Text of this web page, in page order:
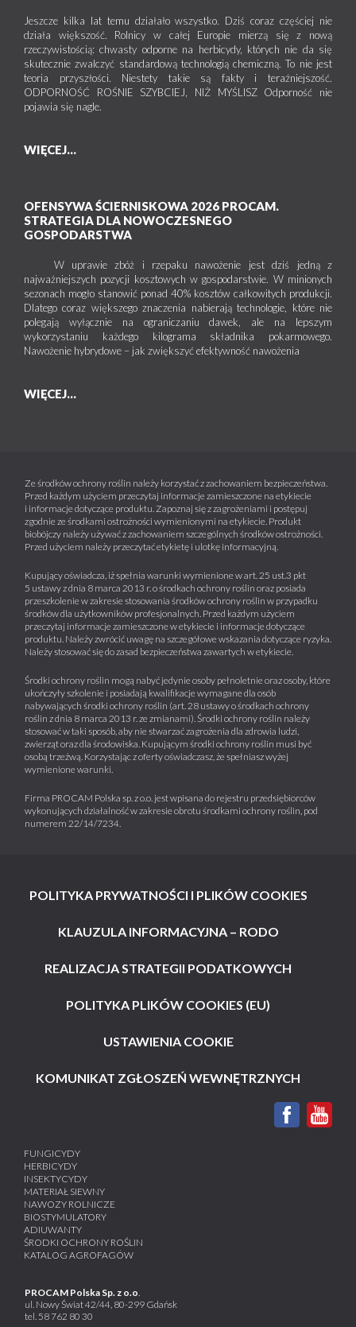
Jeszcze kilka lat temu działało wszystko. Dziś coraz częściej nie
działa większość. Rolnicy w całej Europie mierzą się z nową
rzeczywistością: chwasty odporne na herbicydy, których nie da się
skutecznie zwalczyć standardową technologią chemiczną. To nie jest
teoria przyszłości. Niestety takie są fakty i teraźniejszość.
ODPORNOŚĆ ROŚNIE SZYBCIEJ, NIŻ MYŚLISZ Odporność nie
pojawia się nagle.
WIĘCEJ...
OFENSYWA ŚCIERNISKOWA 2026 PROCAM.
STRATEGIA DLA NOWOCZESNEGO
GOSPODARSTWA
W uprawie zbóż i rzepaku nawożenie jest dziś jedną z
najważniejszych pozycji kosztowych w gospodarstwie. W minionych
sezonach mogło stanowić ponad 40% kosztów całkowitych produkcji.
Dlatego coraz większego znaczenia nabierają technologie, które nie
polegają wyłącznie na ograniczaniu dawek, ale na lepszym
wykorzystaniu każdego kilograma składnika pokarmowego.
Nawożenie hybrydowe – jak zwiększyć efektywność nawożenia
WIĘCEJ...
Ze środków ochrony roślin należy korzystać z zachowaniem bezpieczeństwa.
Przed każdym użyciem przeczytaj informacje zamieszczone na etykiecie
i informacje dotyczące produktu. Zapoznaj się z zagrożeniami i postępuj
zgodnie ze środkami ostrożności wymienionymi na etykiecie. Produkt
biobójczy należy używać z zachowaniem szczególnych środków ostrożności.
Przed użyciem należy przeczytać etykietę i ulotkę informacyjną.
Kupujący oświadcza, iż spełnia warunki wymienione w art. 25 ust.3 pkt
5 ustawy z dnia 8 marca 2013 r. o środkach ochrony roślin oraz posiada
przeszkolenie w zakresie stosowania środków ochrony roślin w przypadku
środków dla użytkowników profesjonalnych. Przed każdym użyciem
przeczytaj informacje zamieszczone w etykiecie i informacje dotyczące
produktu. Należy zwrócić uwagę na szczegółowe wskazania dotyczące ryzyka.
Należy stosować się do zasad bezpieczeństwa zawartych w etykiecie.
Środki ochrony roślin mogą nabyć jedynie osoby pełnoletnie oraz osoby, które
ukończyły szkolenie i posiadają kwalifikacje wymagane dla osób
nabywających środki ochrony roślin (art. 28 ustawy o środkach ochrony
roślin z dnia 8 marca 2013 r. ze zmianami). Środki ochrony roślin należy
stosować w taki sposób, aby nie stwarzać zagrożenia dla zdrowia ludzi,
zwierząt oraz dla środowiska. Kupującym środki ochrony roślin musi być
osobą trzeźwą. Korzystając z oferty oświadczasz, że spełniasz wyżej
wymienione warunki.
Firma PROCAM Polska sp. z o.o. jest wpisana do rejestru przedsiębiorców
wykonujących działalność w zakresie obrotu środkami ochrony roślin, pod
numerem 22/14/7234.
POLITYKA PRYWATNOŚCI I PLIKÓW COOKIES
KLAUZULA INFORMACYJNA – RODO
REALIZACJA STRATEGII PODATKOWYCH
POLITYKA PLIKÓW COOKIES (EU)
USTAWIENIA COOKIE
KOMUNIKAT ZGŁOSZEŃ WEWNĘTRZNYCH
FUNGICYDY
HERBICYDY
INSEKTYCYDY
MATERIAŁ SIEWNY
NAWOZY ROLNICZE
BIOSTYMULATORY
ADIUWANTY
ŚRODKI OCHRONY ROŚLIN
KATALOG AGROFAGÓW
PROCAM Polska Sp. z o.o.
ul. Nowy Świat 42/44, 80-299 Gdańsk
tel. 58 762 80 30